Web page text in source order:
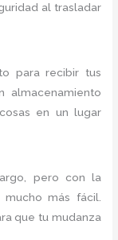
al trasladar
para recibir tus
almacenamiento
en un lugar
pero con la
más fácil.
que tu mudanza